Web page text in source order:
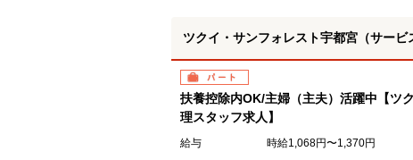
ツクイ・サンフォレスト宇都宮（サービ
パート
扶養控除内OK/主婦（主夫）活躍中【ツ
理スタッフ求人】
給与 時給1,068円〜1,370円